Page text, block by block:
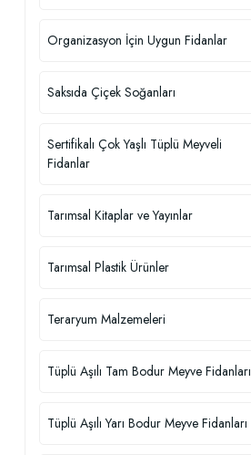
Organizasyon İçin Uygun Fidanlar
Saksıda Çiçek Soğanları
Sertifikalı Çok Yaşlı Tüplü Meyveli
Fidanlar
Tarımsal Kitaplar ve Yayınlar
Tarımsal Plastik Ürünler
Teraryum Malzemeleri
Tüplü Aşılı Tam Bodur Meyve Fidanları
Tüplü Aşılı Yarı Bodur Meyve Fidanları